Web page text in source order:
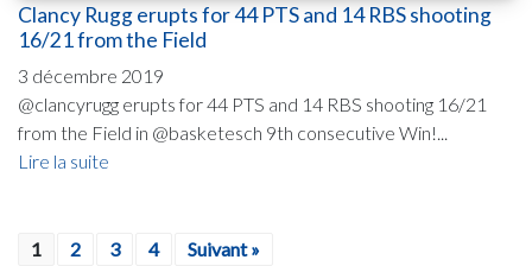
Clancy Rugg erupts for 44 PTS and 14 RBS shooting
16/21 from the Field
3 décembre 2019
@clancyrugg erupts for 44 PTS and 14 RBS shooting 16/21
from the Field in @basketesch 9th consecutive Win!...
Lire la suite
1 2 3 4 Suivant »